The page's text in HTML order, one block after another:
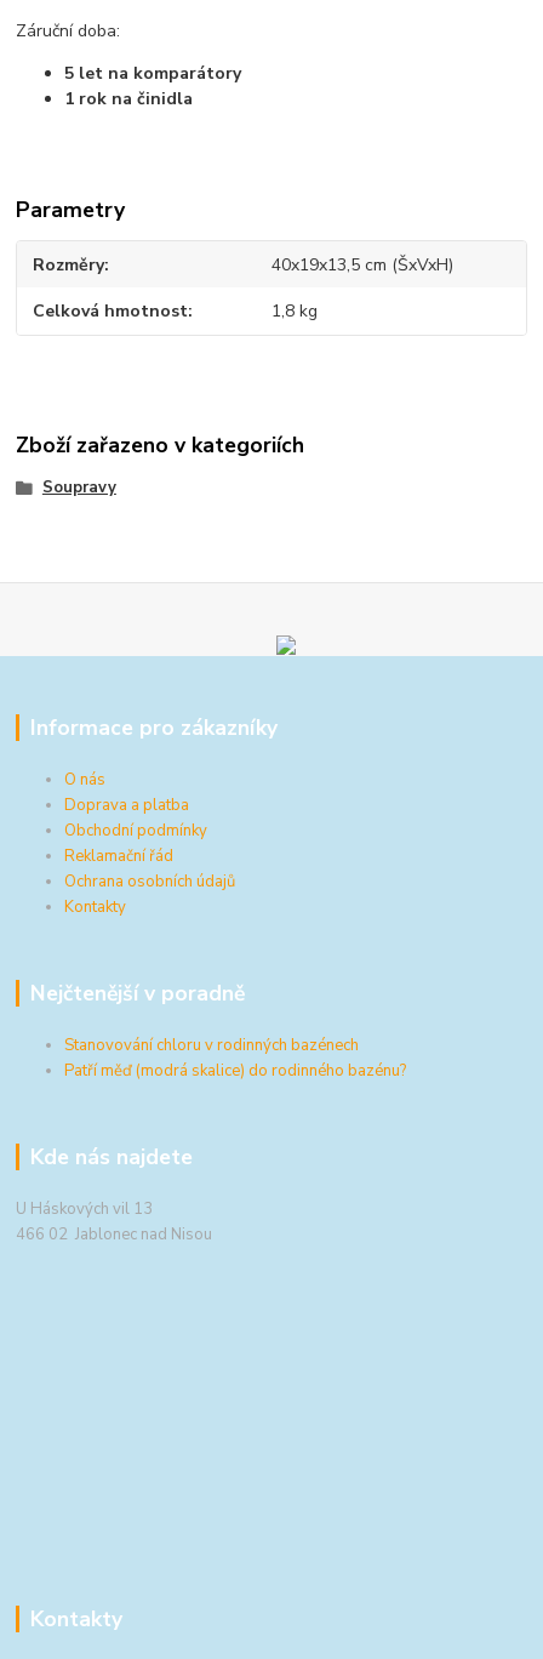
Záruční doba:
5 let na komparátory
1 rok na činidla
Parametry
Rozměry 40x19x13,5 cm (ŠxVxH)
Celková hmotnost 1,8 kg
Zboží zařazeno v kategoriích
Soupravy
Informace pro zákazníky
O nás
Doprava a platba
Obchodní podmínky
Reklamační řád
Ochrana osobních údajů
Kontakty
Nejčtenější v poradně
Stanovování chloru v rodinných bazénech
Patří měď (modrá skalice) do rodinného bazénu?
Kde nás najdete
U Háskových vil 13
466 02 Jablonec nad Nisou
Kontakty